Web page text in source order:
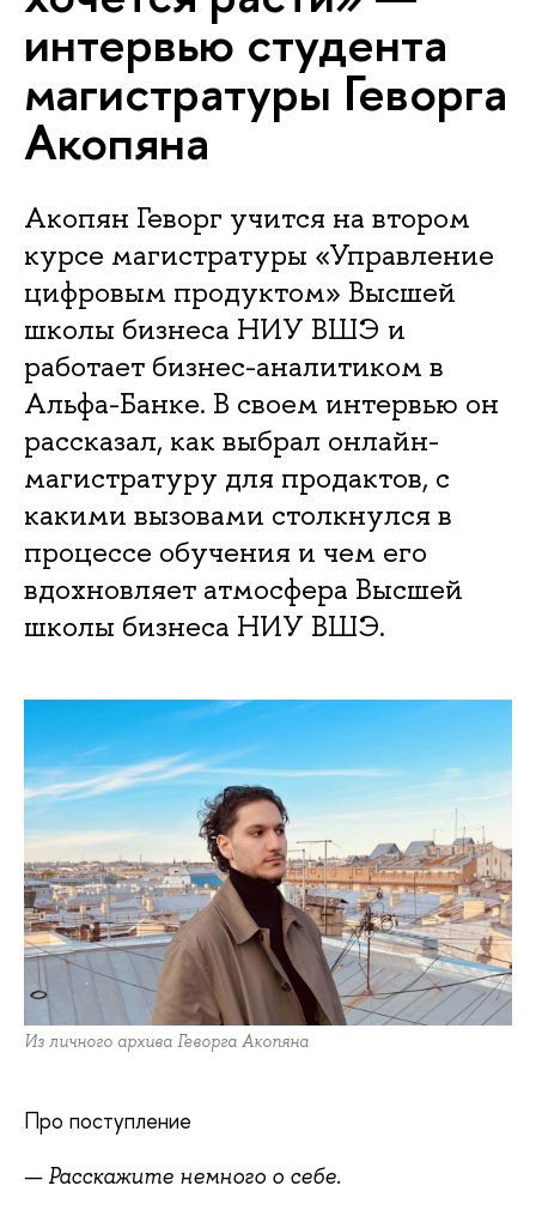
интервью студента
магистратуры Геворга
Акопяна
Акопян Геворг учится на втором
курсе магистратуры «Управление
цифровым продуктом» Высшей
школы бизнеса НИУ ВШЭ и
работает бизнес-аналитиком в
Альфа-Банке. В своем интервью он
рассказал, как выбрал онлайн-
магистратуру для продактов, с
какими вызовами столкнулся в
процессе обучения и чем его
вдохновляет атмосфера Высшей
школы бизнеса НИУ ВШЭ.
Из личного архива Геворга Акопяна
Про поступление
— Расскажите немного о себе.